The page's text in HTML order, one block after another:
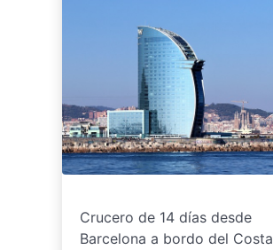
Crucero de 14 días desde
Barcelona a bordo del Costa